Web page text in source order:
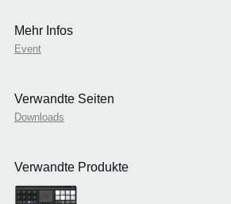
Mehr Infos
Event
Verwandte Seiten
Downloads
Verwandte Produkte